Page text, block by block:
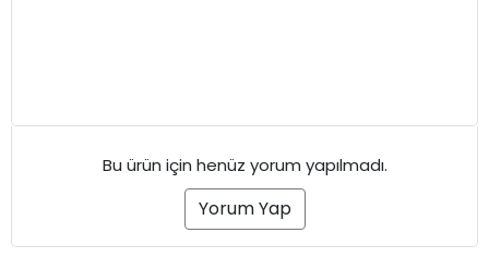
Bu ürün için henüz yorum yapılmadı.
Yorum Yap